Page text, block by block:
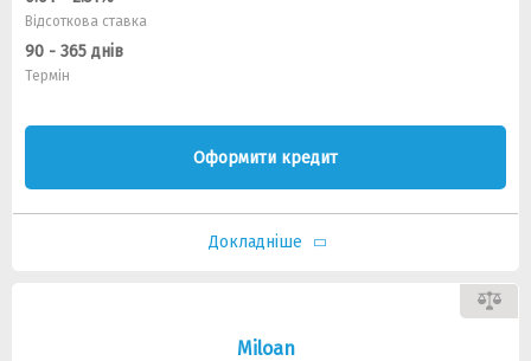
Відсоткова ставка
90 - 365 днів
Термін
Оформити кредит
Докладніше
Miloan